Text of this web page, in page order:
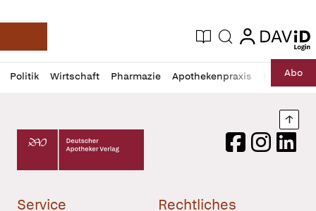
Deutsche Apotheker Zeitung
Aktuelle Ausgabe
Suche login
login
Politik Wirtschaft Pharmazie Apothekenpraxis RechtAbo
Profil
öffnen
Daz
Pur
Deutscher Apotheker Verlag Logo
FacebookInstagram
Service Rechtliches